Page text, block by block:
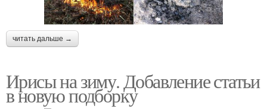
читать дальше →
Ирисы на зиму. Добавление статьи
в новую подборку